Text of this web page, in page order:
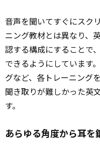
音声を聞いてすぐにスク
ニング教材とは異なり、
認する構成にすることで
できるようにしています
グなど、各トレーニング
聞き取りが難しかった英
す。
あらゆる角度から耳を